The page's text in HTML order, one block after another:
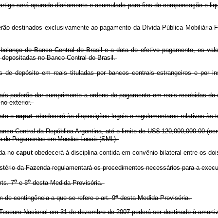
será apurado diariamente e acumulado para fins de compensação e
destinados exclusivamente ao pagamento da Dívida Pública Mobiliária
do Banco Central do Brasil e a data do efetivo pagamento, os
no Banco Central do Brasil.
depósito em reais tituladas por bancos centrais estrangeiros e por
poderão dar cumprimento a ordens de pagamento em reais recebidas
exterior.
ocaput obedecerá às disposições legais e regulamentares relativas às
Central da República Argentina, até o limite de US$ 120,000,000.00
de Pagamentos em Moedas Locais (SML).
nocaput obedecerá à disciplina contida em convênio bilateral entre os
da Fazenda regulamentará os procedimentos necessários para a
7oe 8odesta Medida Provisória.
contingência a que se refere o art. 9odesta Medida Provisória.
Nacional em 31 de dezembro de 2007 poderá ser destinado à